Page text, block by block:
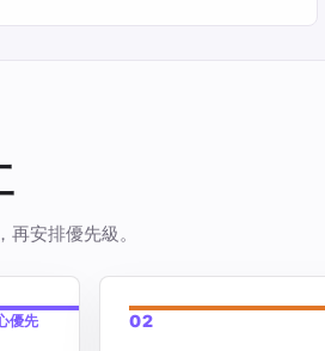
安排優先級。
優先 02